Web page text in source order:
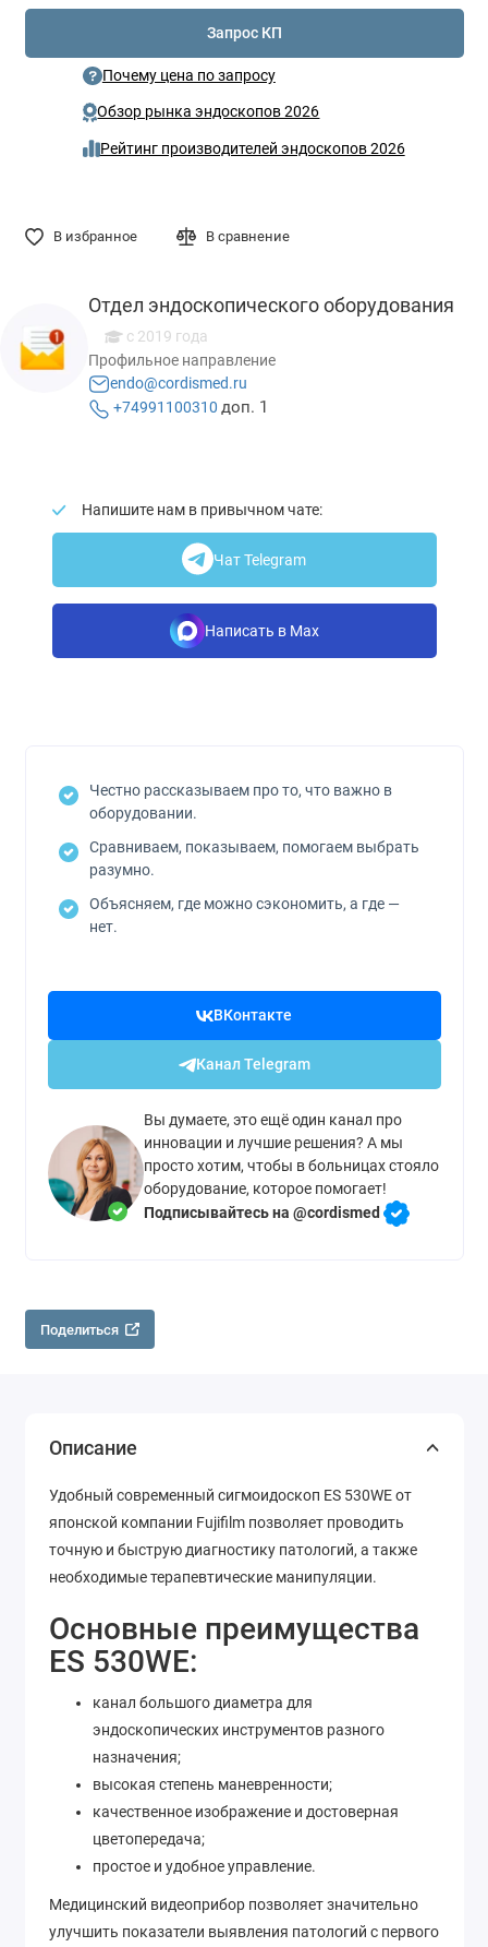
Запрос КП
Почему цена по запросу
Обзор рынка эндоскопов 2026
Рейтинг производителей эндоскопов 2026
В избранное В сравнение
Отдел эндоскопического оборудования
с 2019 года
Профильное направление
endo@cordismed.ru
+74991100310 доп. 1
Напишите нам в привычном чате:
Чат Telegram
Написать в Max
Честно рассказываем про то, что важно в
оборудовании.
Сравниваем, показываем, помогаем выбрать
разумно.
Объясняем, где можно сэкономить, а где —
нет.
ВКонтакте
Канал Telegram
Вы думаете, это ещё один канал про
инновации и лучшие решения? А мы
просто хотим, чтобы в больницах стояло
оборудование, которое помогает!
Подписывайтесь на @cordismed
Поделиться
Описание
Удобный современный сигмоидоскоп ES 530WE от
японской компании Fujifilm позволяет проводить
точную и быструю диагностику патологий, а также
необходимые терапевтические манипуляции.
Основные преимущества
ES 530WE:
канал большого диаметра для
эндоскопических инструментов разного
назначения;
высокая степень маневренности;
качественное изображение и достоверная
цветопередача;
простое и удобное управление.
Медицинский видеоприбор позволяет значительно
улучшить показатели выявления патологий с первого